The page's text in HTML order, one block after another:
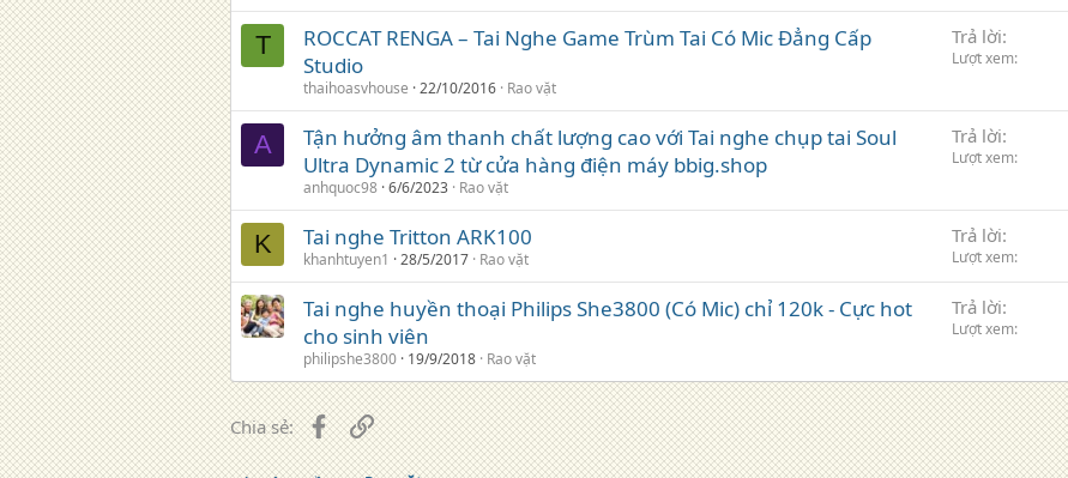
T
ROCCAT RENGA – Tai Nghe Game Trùm Tai Có Mic Đẳng Cấp
Studio
thaihoasvhouse 22/10/2016 Rao vặt
Trả lời
Lượt xem
A
Tận hưởng âm thanh chất lượng cao với Tai nghe chụp tai Soul
Ultra Dynamic 2 từ cửa hàng điện máy bbig.shop
anhquoc98 6/6/2023 Rao vặt
Trả lời
Lượt xem
K Tai nghe Tritton ARK100
khanhtuyen1 28/5/2017 Rao vặt
Trả lời
Lượt xem
Tai nghe huyền thoại Philips She3800 (Có Mic) chỉ 120k - Cực hot
cho sinh viên
philipshe3800 19/9/2018 Rao vặt
Trả lời
Lượt xem
Chia sẻ: Facebook
Liên kết